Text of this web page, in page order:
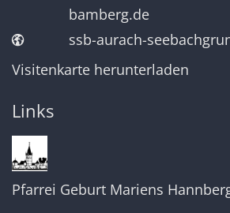
bamberg.de
ssb-aurach-
Visitenkarte herunterladen
Links
Pfarrei Geburt Mariens